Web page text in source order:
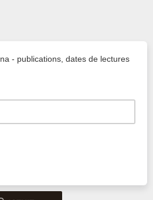
- publications, dates de lectures